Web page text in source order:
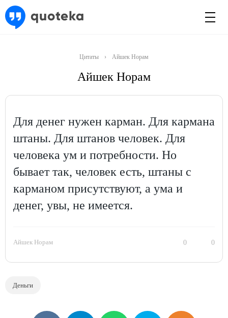
Цитаты › Айшек Норам
Айшек Норам
Для денег нужен карман. Для кармана
штаны. Для штанов человек. Для
человека ум и потребности. Но
бывает так, человек есть, штаны с
карманом присутствуют, а ума и
денег, увы, не имеется.
Айшек Норам 0 0
Деньги